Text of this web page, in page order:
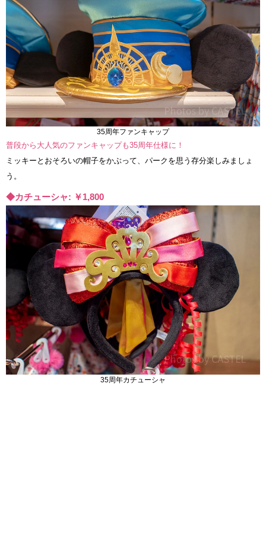
35周年ファンキャップ
普段から大人気のファンキャップも35周年仕様に！
ミッキーとおそろいの帽子をかぶって、パークを思う存分楽しみましょ
う。
◆カチューシャ: ￥1,800
35周年カチューシャ